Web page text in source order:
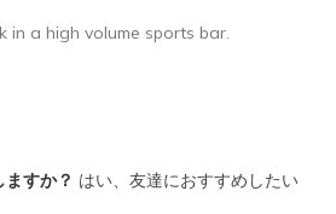
in a high volume sports bar.
すか？ はい、友達におすすめしたい